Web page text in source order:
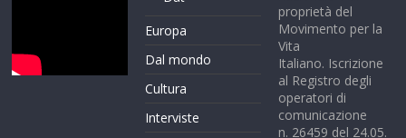
Europa
Dal mondo
Cultura
Interviste
proprietà del
Movimento per la
Vita
Italiano. Iscrizione
al Registro degli
operatori di
comunicazione
n. 26459 del 24.05.